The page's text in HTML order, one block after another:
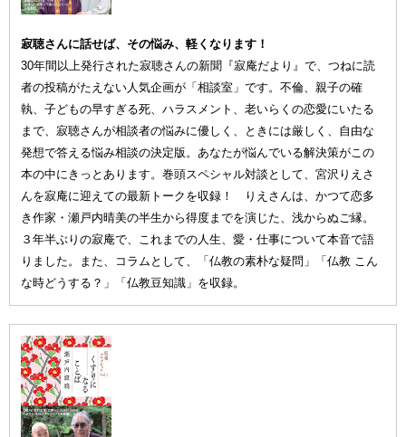
寂聴さんに話せば、その悩み、軽くなります！
30年間以上発行された寂聴さんの新聞『寂庵だより』で、つねに読
者の投稿がたえない人気企画が「相談室」です。不倫、親子の確
執、子どもの早すぎる死、ハラスメント、老いらくの恋愛にいたる
まで、寂聴さんが相談者の悩みに優しく、ときには厳しく、自由な
発想で答える悩み相談の決定版。あなたが悩んでいる解決策がこの
本の中にきっとあります。巻頭スペシャル対談として、宮沢りえさ
んを寂庵に迎えての最新トークを収録！ りえさんは、かつて恋多
き作家・瀬戸内晴美の半生から得度までを演じた、浅からぬご縁。
３年半ぶりの寂庵で、これまでの人生、愛・仕事について本音で語
りました。また、コラムとして、「仏教の素朴な疑問」「仏教 こん
な時どうする？」「仏教豆知識」を収録。